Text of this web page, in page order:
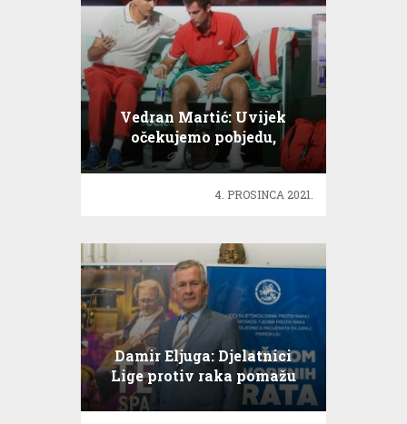
Vedran Martić: Uvijek
očekujemo pobjedu,
nadamo i u finalu
4. PROSINCA 2021.
Damir Eljuga: Djelatnici
Lige protiv raka pomažu
koliko je to najviše moguće